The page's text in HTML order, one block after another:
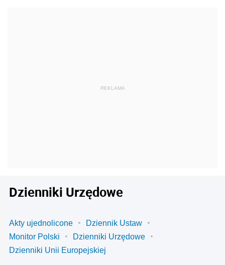
Dzienniki Urzędowe
Akty ujednolicone
Dziennik Ustaw
Monitor Polski
Dzienniki Urzędowe
Dzienniki Unii Europejskiej